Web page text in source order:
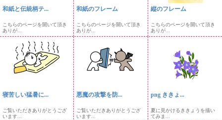
和紙と伝統柄テ...
こちらのページを開いて頂き
ありが...
和紙のフレーム
こちらのページを開いて頂き
ありが...
縦のフレーム
こちらのページを開いて頂き
ありが...
寝苦しい猛暑に...
ご覧いただきありがとうござ
います...
悪魔の攻撃を防...
ご覧いただきありがとうござ
います...
png ききょ...
夏に見かけるききょうを描い
てみま...